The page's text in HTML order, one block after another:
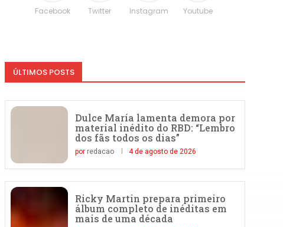
Facebook Twitter Instagram Youtube
ÚLTIMOS POSTS
Dulce María lamenta demora por
material inédito do RBD: “Lembro
dos fãs todos os dias”
por redacao 4 de agosto de 2026
Ricky Martin prepara primeiro
álbum completo de inéditas em
mais de uma década